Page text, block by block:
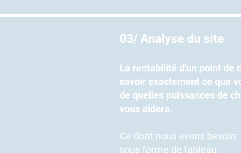
03/ Analyse du site
La rentabilité d'un point de
savoir exactement ce que
de quelles puissances de
vous aidera.
Ce dont nous avons
sous forme de tableau.